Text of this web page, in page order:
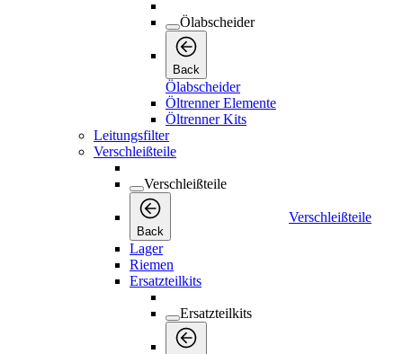
Leitungsfilter
Verschleißteile
Verschleißteile
Back
Lager
Riemen
Ersatzteilkits
Ersatzteilkits
Dichtungs- und Abdichtkits
Ventil-Kits
Schalldämpfer & Geräuschdämpfer &
Entlüfter & Trennfilter
Ablaßventile
Elektrokomponenten